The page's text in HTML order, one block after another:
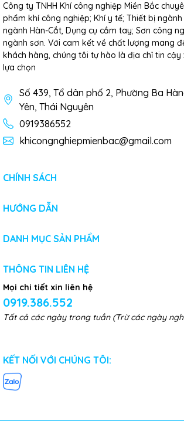
Công ty TNHH Khí công nghiệp Miền Bắc
phẩm khí công nghiệp; Khí y tế; Thiết bị
ngành Hàn-Cắt, Dụng cụ cầm tay; Sơn công
ngành sơn. Với cam kết về chất lượng mang
khách hàng, chúng tôi tự hào là địa chỉ tin
lựa chọn
Số 439, Tổ dân phố 2, Phường Ba
Yên, Thái Nguyên
0919386552
khicongnghiepmienbac@gmail.com
CHÍNH SÁCH
HƯỚNG DẪN
DANH MỤC SẢN PHẨM
THÔNG TIN LIÊN HỆ
Mọi chi tiết xin liên hệ
0919.386.552
Tất cả các ngày trong tuần (Trừ các ngày
KẾT NỐI VỚI CHÚNG TÔI: